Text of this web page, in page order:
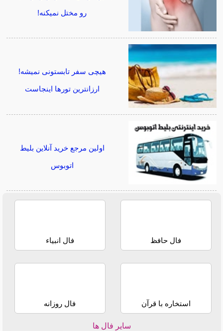
رو مختل نمیکنه!
هیچی سفر تابستونی نمیشه!
ارزانترین تورها اینجاست
اولین مرجع خرید آنلاین بلیط
اتوبوس
فال حافظ فال انبیاء
استخاره با قرآن فال روزانه
سایر فال ها